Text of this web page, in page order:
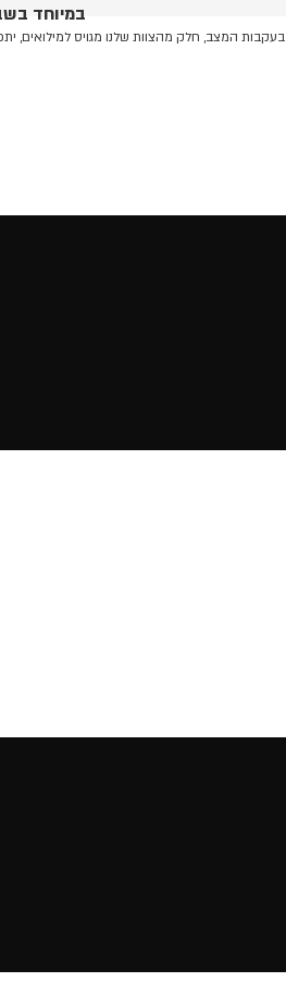
במיוחד
בעקבות המצב, חלק מהצוות שלנו מגויס למילואים,